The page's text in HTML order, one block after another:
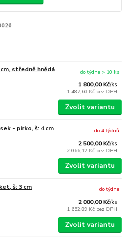
středně hnědá
1 800,00 Kč/ks
1 487,60 Kč bez DPH
do týdne > 10 ks
Zvolit variantu
- pírko, š: 4 cm
2 500,00 Kč/ks
2 066,12 Kč bez DPH
do 4 týdnů
Zvolit variantu
š: 3 cm
2 000,00 Kč/ks
1 652,89 Kč bez DPH
do týdne
Zvolit variantu